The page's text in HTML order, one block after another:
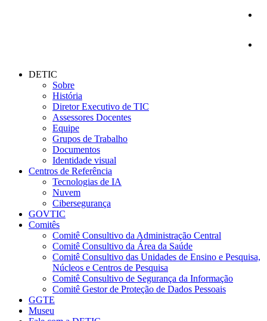
DETIC
Sobre
História
Diretor Executivo de TIC
Assessores Docentes
Equipe
Grupos de Trabalho
Documentos
Identidade visual
Centros de Referência
Tecnologias de IA
Nuvem
Cibersegurança
GOVTIC
Comitês
Comitê Consultivo da Administração Central
Comitê Consultivo da Área da Saúde
Comitê Consultivo das Unidades de Ensino e Pesquisa,
Núcleos e Centros de Pesquisa
Comitê Consultivo de Segurança da Informação
Comitê Gestor de Proteção de Dados Pessoais
GGTE
Museu